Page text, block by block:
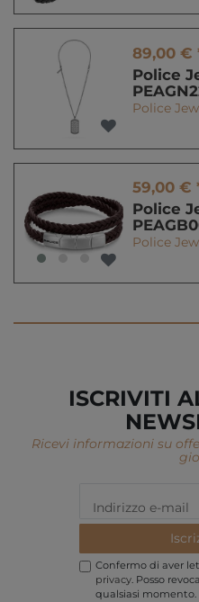
89,00 €
Police
Police
59,00 €
Police
Police
ISCRIVITI
Ricevi informazioni su
Confermo di aver
privacy. Posso
qualsiasi momento.